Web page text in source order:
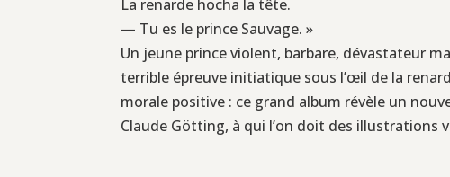
La renarde hocha la tête.
— Tu es le prince Sauvage. »
Un jeune prince violent, barbare, dévastateur
terrible épreuve initiatique sous l’œil de la
morale positive : ce grand album révèle un
Claude Götting, à qui l’on doit des illustrations